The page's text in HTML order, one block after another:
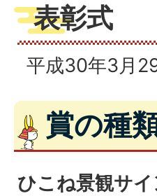
表彰式
平成30年3月
賞の種
ひこね景観サ